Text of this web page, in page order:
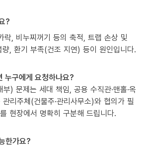
?
락, 비누찌꺼기 등의 축적, 트랩 손상 및
, 환기 부족(건조 지연) 등이 원인입니다.
누구에게 요청하나요?
) 문제는 세대 책임, 공용 수직관·맨홀·옥
리주체(건물주·관리사무소)와 협의가 필
현장에서 명확히 구분해 드립니다.
한가요?